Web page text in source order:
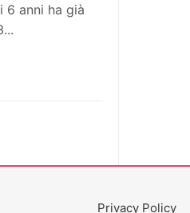
6 anni ha già
Privacy Policy